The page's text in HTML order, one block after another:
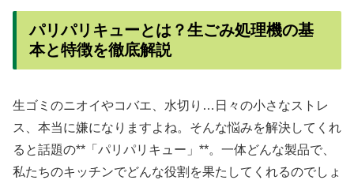
パリパリキューとは？生ごみ処理機の基
本と特徴を徹底解説
生ゴミのニオイやコバエ、水切り…日々の小さなストレ
ス、本当に嫌になりますよね。そんな悩みを解決してくれ
ると話題の**「パリパリキュー」**。一体どんな製品で、
私たちのキッチンでどんな役割を果たしてくれるのでしょ